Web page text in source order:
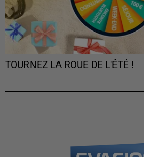
TOURNEZ LA ROUE DE L'ÉTÉ !